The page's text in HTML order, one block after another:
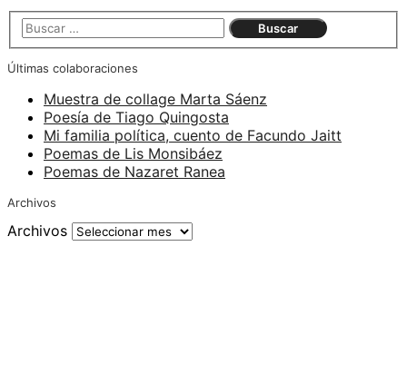
Últimas colaboraciones
Muestra de collage Marta Sáenz
Poesía de Tiago Quingosta
Mi familia política, cuento de Facundo Jaitt
Poemas de Lis Monsibáez
Poemas de Nazaret Ranea
Archivos
Archivos